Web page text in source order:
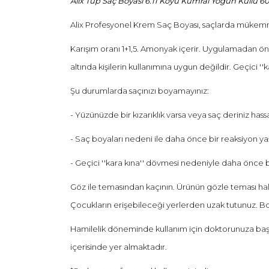
Alix Profesyonel Krem Saç Boyası, saçlarda
Karışım oranı 1+1,5. Amonyak içerir. Uygulamadan
altında kişilerin kullanımına uygun değildir. Geçici
Şu durumlarda saçınızı boyamayınız:
- Yüzünüzde bir kızarıklık varsa veya saç deriniz
- Saç boyaları nedeni ile daha önce bir reaksiyon
- Geçici ''kara kına'' dövmesi nedeniyle daha önce
Göz ile temasından kaçının. Ürünün gözle teması
Çocukların erişebileceği yerlerden uzak tutunuz.
Hamilelik döneminde kullanım için doktorunuza
içerisinde yer almaktadır.